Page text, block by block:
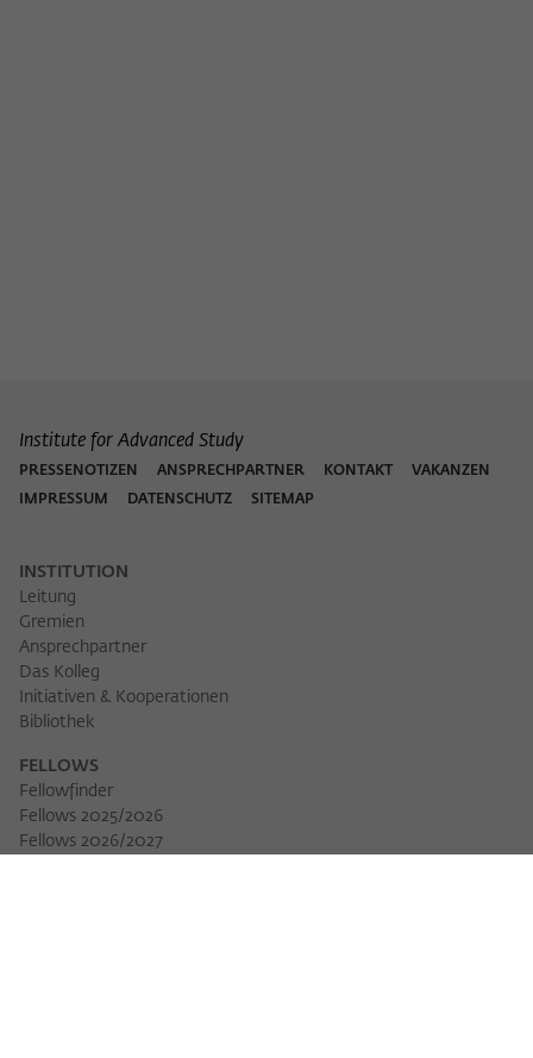
Institute for Advanced Study
PRESSENOTIZEN ANSPRECHPARTNER KONTAKT
VAKANZEN
IMPRESSUM
DATENSCHUTZ SITEMAP
INSTITUTION
Leitung
Gremien
Ansprechpartner
Das Kolleg
Initiativen & Kooperationen
Bibliothek
FELLOWS
Fellowfinder
Fellows 2025/2026
Fellows 2026/2027